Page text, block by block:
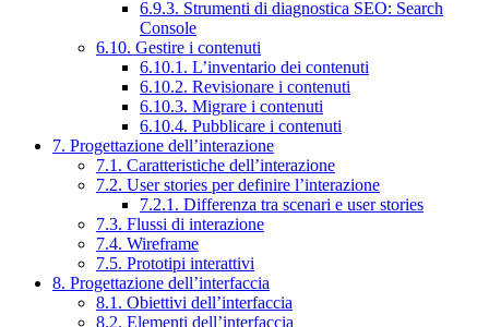
6.9.3. Strumenti di diagnostica SEO: Search
Console
6.10. Gestire i contenuti
6.10.1. L’inventario dei contenuti
6.10.2. Revisionare i contenuti
6.10.3. Migrare i contenuti
6.10.4. Pubblicare i contenuti
7. Progettazione dell’interazione
7.1. Caratteristiche dell’interazione
7.2. User stories per definire l’interazione
7.2.1. Differenza tra scenari e user stories
7.3. Flussi di interazione
7.4. Wireframe
7.5. Prototipi interattivi
8. Progettazione dell’interfaccia
8.1. Obiettivi dell’interfaccia
8.2. Elementi dell’interfaccia